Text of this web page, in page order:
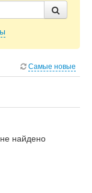
Самые новые
найдено